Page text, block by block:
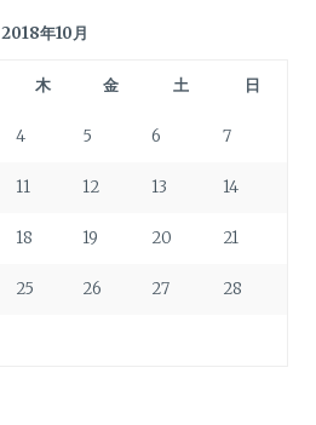
2018年10月
木 金 土 日
4 5 6 7
11 12 13 14
18 19 20 21
25 26 27 28